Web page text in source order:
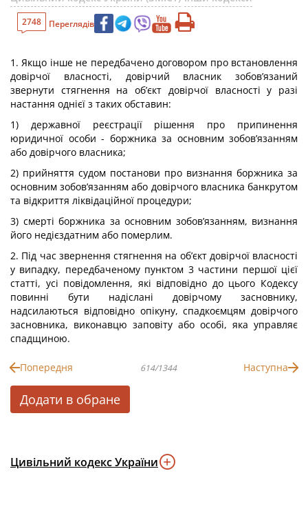
2748 Переглядів
1. Якщо інше не передбачено договором про встановлення
довірчої власності, довірчий власник зобов’язаний
звернути стягнення на об’єкт довірчої власності у разі
настання однієї з таких обставин:
1) державної реєстрації рішення про припинення
юридичної особи - боржника за основним зобов’язанням
або довірчого власника;
2) прийняття судом постанови про визнання боржника за
основним зобов’язанням або довірчого власника банкрутом
та відкриття ліквідаційної процедури;
3) смерті боржника за основним зобов’язанням, визнання
його недієздатним або померлим.
2. Під час звернення стягнення на об’єкт довірчої власності
у випадку, передбаченому пунктом 3 частини першої цієї
статті, усі повідомлення, які відповідно до цього Кодексу
повинні бути надіслані довірчому засновнику,
надсилаються відповідно опікуну, спадкоємцям довірчого
засновника, виконавцю заповіту або особі, яка управляє
спадщиною.
Попередня 614/1344 Наступна
Додати в обране
Цивільний кодекс України